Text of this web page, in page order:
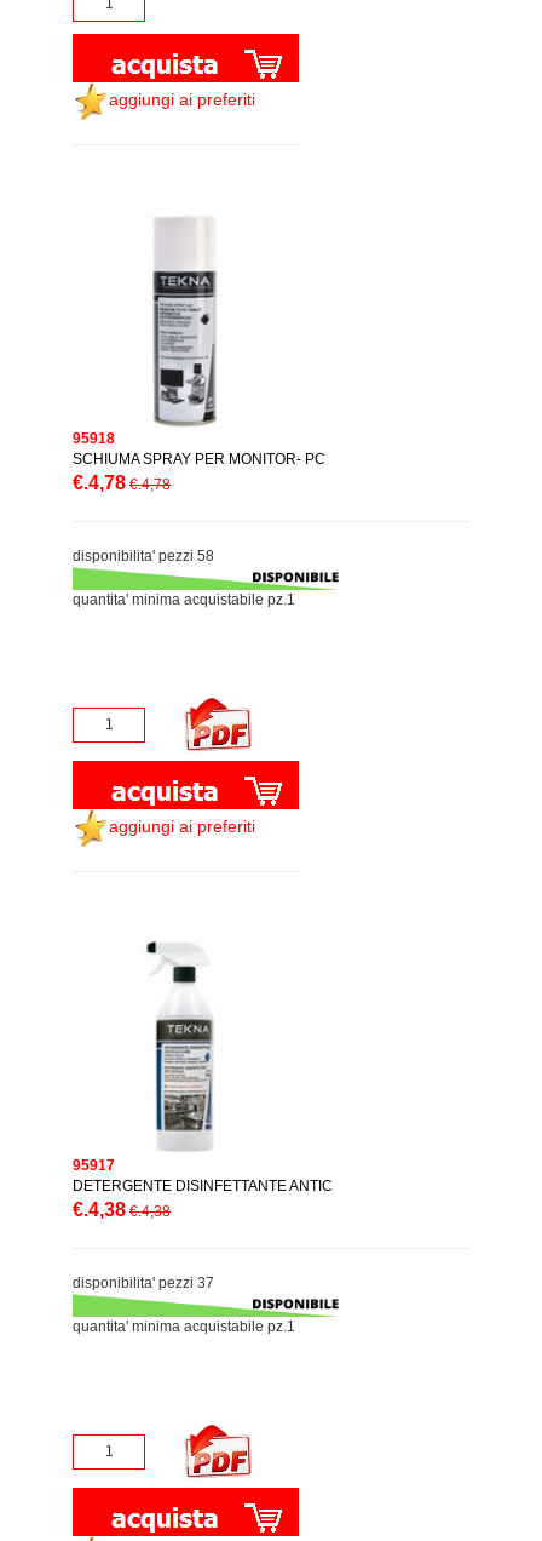
aggiungi ai preferiti
95918
SCHIUMA SPRAY PER MONITOR- PC
€.4,78 €.4,78
disponibilita' pezzi 58
quantita' minima acquistabile pz.1
aggiungi ai preferiti
95917
DETERGENTE DISINFETTANTE ANTIC
€.4,38 €.4,38
disponibilita' pezzi 37
quantita' minima acquistabile pz.1